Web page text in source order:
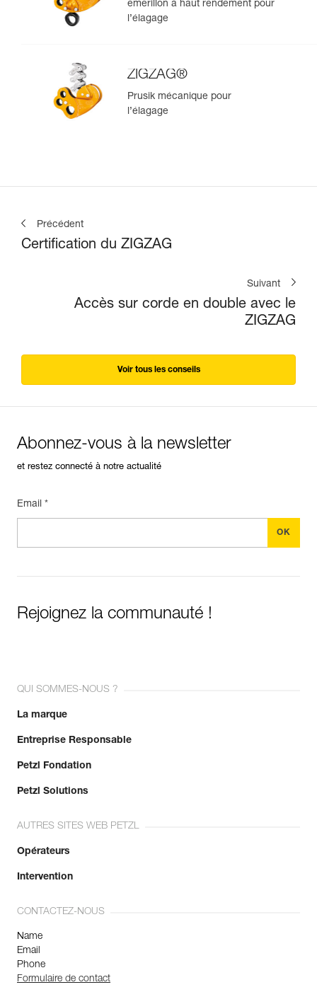
émerillon à haut rendement pour
l’élagage
ZIGZAG®
Prusik mécanique pour
l’élagage
Précédent
Certification du ZIGZAG
Suivant
Accès sur corde en double avec le
ZIGZAG
Voir tous les conseils
Abonnez-vous à la newsletter
et restez connecté à notre actualité
Email *
Rejoignez la communauté !
QUI SOMMES-NOUS ?
La marque
Entreprise Responsable
Petzl Fondation
Petzl Solutions
AUTRES SITES WEB PETZL
Opérateurs
Intervention
CONTACTEZ-NOUS
Name
Email
Phone
Formulaire de contact